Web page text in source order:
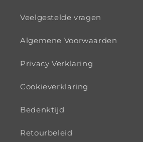
Veelgestelde vragen
Algemene Voorwaarden
Privacy Verklaring
Cookieverklaring
Bedenktijd
Retourbeleid